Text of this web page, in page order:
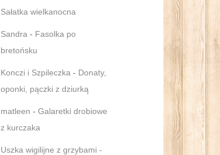
Sałatka wielkanocna
Sandra - Fasolka po
bretońsku
Konczi i Szpileczka - Donaty,
oponki, pączki z dziurką
matleen - Galaretki drobiowe
z kurczaka
Uszka wigilijne z grzybami -